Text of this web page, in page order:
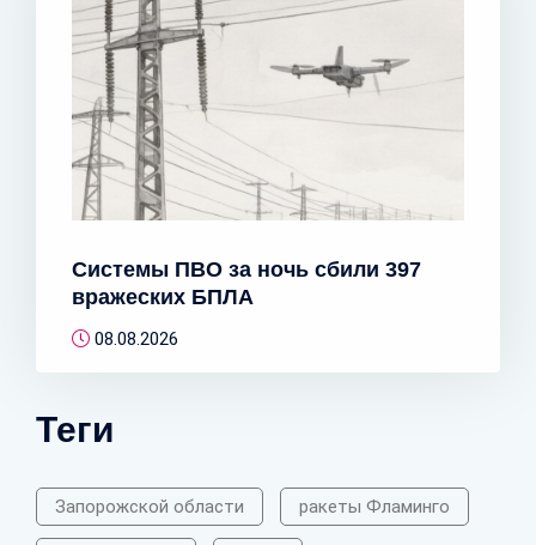
Системы ПВО за ночь сбили 397
вражеских БПЛА
08.08.2026
Теги
Запорожской области ракеты Фламинго